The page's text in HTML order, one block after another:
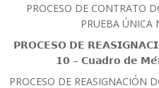
PROCESO DE CONTRATO
PRUEBA ÚNICA
𝗣𝗥𝗢𝗖𝗘𝗦𝗢 𝗗𝗘
𝟭𝟬 – 𝗖𝘂𝗮𝗱𝗿𝗼 𝗱𝗲
PROCESO DE REASIGNACIÓN